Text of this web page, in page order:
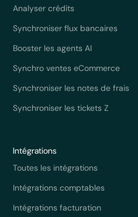
Analyser crédits
Synchroniser flux bancaires
Booster les agents AI
Synchro ventes eCommerce
Synchroniser les notes de frais
Synchroniser les tickets Z
Intégrations
Toutes les intégrations
Intégrations comptables
Intégrations facturation